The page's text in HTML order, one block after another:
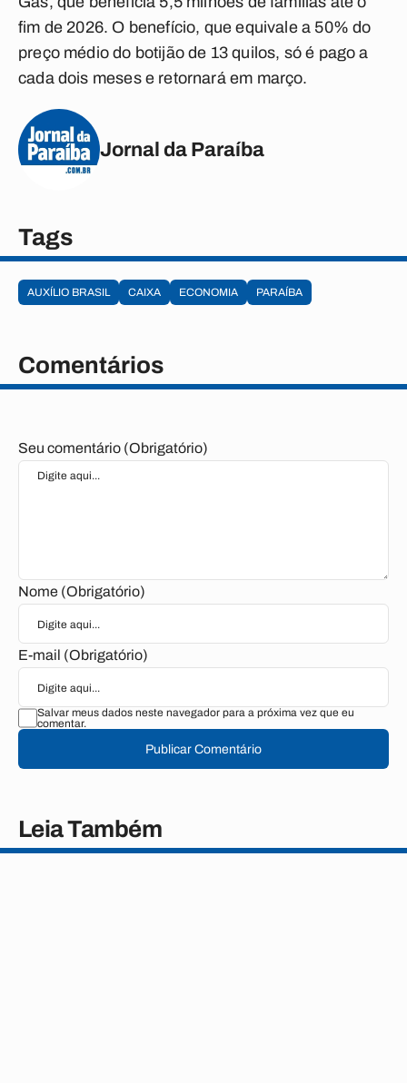
fim de 2026. O benefício, que equivale a 50% do
preço médio do botijão de 13 quilos, só é pago a
cada dois meses e retornará em março.
Jornal da Paraíba
Tags
AUXÍLIO BRASIL CAIXA ECONOMIA PARAÍBA
Comentários
Seu comentário (Obrigatório)
Nome (Obrigatório)
E-mail (Obrigatório)
Salvar meus dados neste navegador para a próxima vez que eu
comentar.
Publicar Comentário
Leia Também